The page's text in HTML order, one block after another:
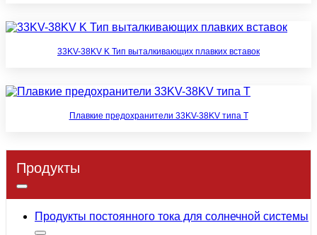
33KV-38KV K Тип выталкивающих плавких вставок
Плавкие предохранители 33KV-38KV типа T
Продукты
Продукты постоянного тока для солнечной системы